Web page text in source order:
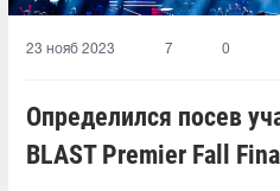
23 нояб 2023 7 0
Определился посев
BLAST Premier Fall